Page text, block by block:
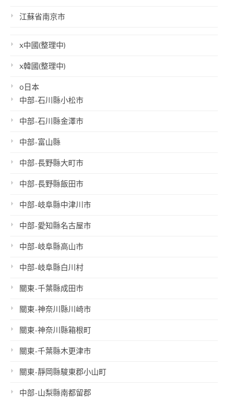
江蘇省南京市
x中國(整理中)
x韓國(整理中)
o日本
中部-石川縣小松市
中部-石川縣金澤市
中部-富山縣
中部-長野縣大町市
中部-長野縣飯田市
中部-岐阜縣中津川市
中部-愛知縣名古屋市
中部-岐阜縣高山市
中部-岐阜縣白川村
關東-千葉縣成田市
關東-神奈川縣川崎市
關東-神奈川縣箱根町
關東-千葉縣木更津市
關東-靜岡縣駿東郡小山町
中部-山梨縣南都留郡